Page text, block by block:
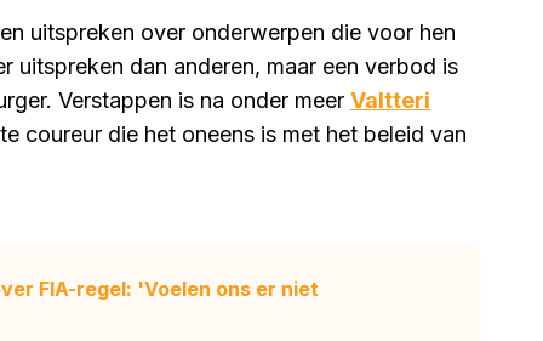
uitspreken over onderwerpen die voor hen
uitspreken dan anderen, maar een verbod is
Verstappen is na onder meer Valtteri
coureur die het oneens is met het beleid van
FIA-regel: 'Voelen ons er niet